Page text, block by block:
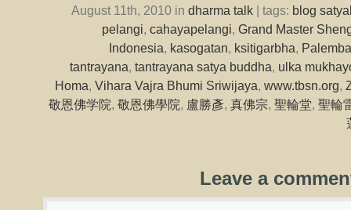
August 11th, 2010 in dharma talk | tags: blog
pelangi, cahayapelangi, Grand Master
Indonesia, kasogatan, ksitigarbha,
tantrayana, tantrayana satya buddha, ulka
Homa, Vihara Vajra Bhumi Sriwijaya, www.tbsn.org,
敬恩佛学院, 敬恩佛學院, 盧勝彥, 真佛宗, 聖輪堂, 聖輪
Leave a